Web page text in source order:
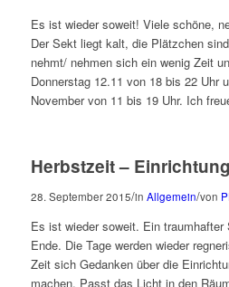
Es ist wieder soweit! Viele schöne,
Der Sekt liegt kalt, die Plätzchen
nehmt/ nehmen sich ein wenig Zeit
Donnerstag 12.11 von 18 bis 22 Uhr
November von 11 bis 19 Uhr. Ich
Herbstzeit –
28. September 2015/in Allgemein/von
Es ist wieder soweit. Ein traumhafter
Ende. Die Tage werden wieder
Zeit sich Gedanken über die
machen. Passt das Licht in den